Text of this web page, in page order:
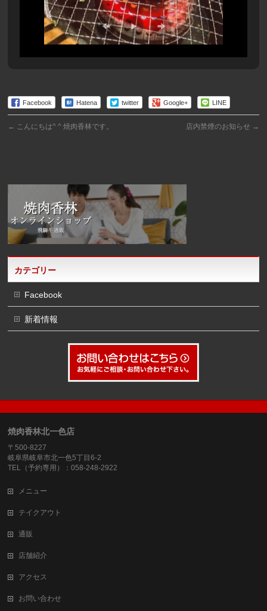
Facebook Hatena twitter Google+ LINE
← こんにちは^ ^ 焼肉香林です。 店内禁煙のお知らせ →
カテゴリー
Facebook
新着情報
焼肉香林北一色店
〒500-8227
岐阜県岐阜市北一色5丁目6-2
TEL（予約専用）：058-248-2922
メニュー
テイクアウト
通販
店舗紹介
アクセス
お問い合わせ